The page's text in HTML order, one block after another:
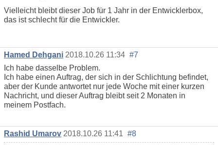
Vielleicht bleibt dieser Job für 1 Jahr in der Entwicklerbox,
das ist schlecht für die Entwickler.
Hamed Dehgani 2018.10.26 11:34 #7
Ich habe dasselbe Problem.
Ich habe einen Auftrag, der sich in der Schlichtung befindet,
aber der Kunde antwortet nur jede Woche mit einer kurzen
Nachricht, und dieser Auftrag bleibt seit 2 Monaten in
meinem Postfach.
Rashid Umarov 2018.10.26 11:41 #8